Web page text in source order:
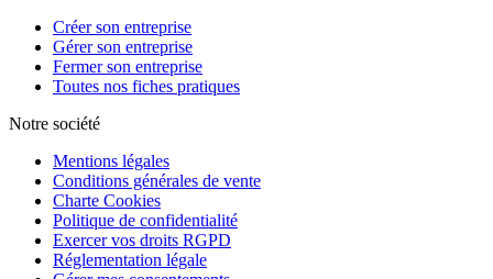
Créer son entreprise
Gérer son entreprise
Fermer son entreprise
Toutes nos fiches pratiques
Notre société
Mentions légales
Conditions générales de vente
Charte Cookies
Politique de confidentialité
Exercer vos droits RGPD
Réglementation légale